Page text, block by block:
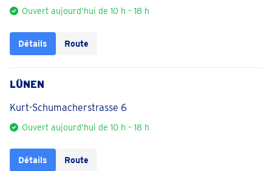
Ouvert aujourd’hui de 10 h – 18 h
Détails Route
LÜNEN
Kurt-Schumacherstrasse 6
Ouvert aujourd’hui de 10 h – 18 h
Détails Route